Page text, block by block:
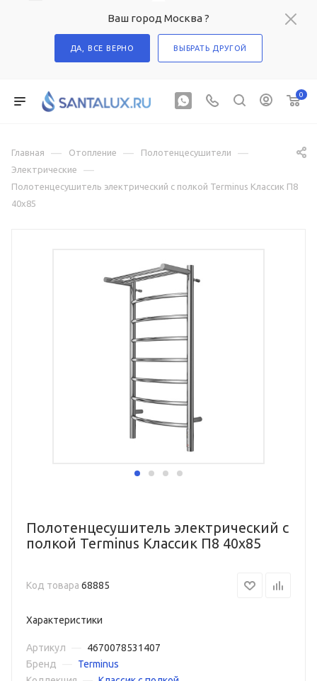
Ваш город Москва ?
ДА, ВСЕ ВЕРНО ВЫБРАТЬ ДРУГОЙ
0
Главная — Отопление — Полотенцесушители —
Электрические —
Полотенцесушитель электрический с полкой Terminus Классик П8
40х85
Полотенцесушитель электрический с
полкой Terminus Классик П8 40х85
Код товара 68885
Характеристики
Артикул
4670078531407
Бренд
Terminus